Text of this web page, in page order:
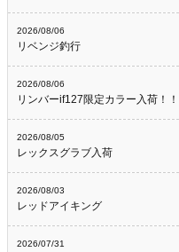
2026/08/06
リベンジ釣行
2026/08/06
リンバーif127限定カラー入荷！！
2026/08/05
レックスグラブ入荷
2026/08/03
レッドアイキング
2026/07/31